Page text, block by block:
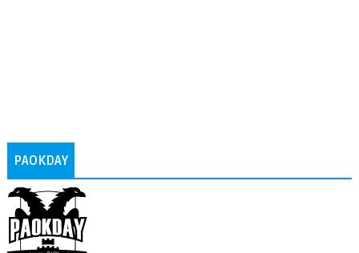
PAOKDAY